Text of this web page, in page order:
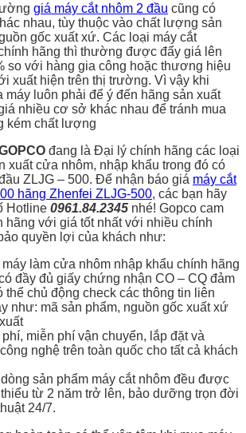
giá máy cắt nhôm 2 đầu cũng có
nhau, tùy thuộc vào chất lượng sản
gốc xuất xứ. Các loại máy cắt
hãng thì thường được đẩy giá lên
so với hàng gia công hoặc thương hiệu
xuất hiện trên thị trường. Vì vậy khi
máy luôn phải để ý đến hãng sản xuất
nhiều cơ sở khác nhau để tránh mua
kém chất lượng
đang là Đại lý chính hãng các loại
xuất cửa nhôm, nhập khẩu trong đó có
ZLJG – 500. Để nhận báo giá máy cắt
hãng Zhenfei ZLJG-500, các bạn hãy
Hotline 0961.84.2345 nhé! Gopco cam
hãng với giá tốt nhất với nhiều chính
quyền lợi của khách như:
làm cửa nhôm nhập khẩu chính hãng
đầy đủ giấy chứng nhận CO – CQ đảm
thể chủ động check các thông tin liên
như: mã sản phẩm, nguồn gốc xuất xứ
miễn phí vận chuyển, lắp đặt và
nghệ trên toàn quốc cho tất cả khách
sản phẩm máy cắt nhôm đều được
từ 2 năm trở lên, bảo dưỡng trọn đời
24/7.